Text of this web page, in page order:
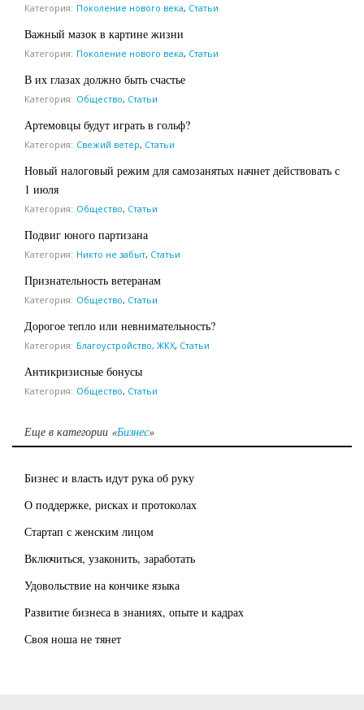
Категория: Поколение нового века, Статьи
Важный мазок в картине жизни
Категория: Поколение нового века, Статьи
В их глазах должно быть счастье
Категория: Общество, Статьи
Артемовцы будут играть в гольф?
Категория: Свежий ветер, Статьи
Новый налоговый режим для самозанятых начнет действовать с
1 июля
Категория: Общество, Статьи
Подвиг юного партизана
Категория: Никто не забыт, Статьи
Признательность ветеранам
Категория: Общество, Статьи
Дорогое тепло или невнимательность?
Категория: Благоустройство, ЖКХ, Статьи
Антикризисные бонусы
Категория: Общество, Статьи
Еще в категории «Бизнес»
Бизнес и власть идут рука об руку
О поддержке, рисках и протоколах
Стартап с женским лицом
Включиться, узаконить, заработать
Удовольствие на кончике языка
Развитие бизнеса в знаниях, опыте и кадрах
Своя ноша не тянет